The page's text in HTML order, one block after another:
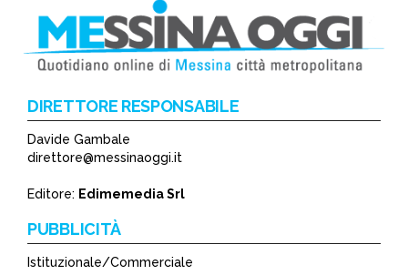
DIRETTORE RESPONSABILE
Davide Gambale
direttore@messinaoggi.it
Editore: Edimemedia Srl
PUBBLICITÀ
Istituzionale/Commerciale